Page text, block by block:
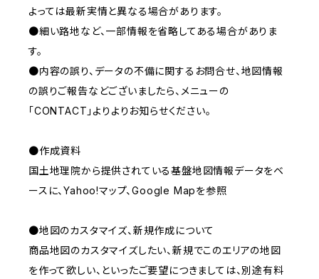
よっては最新実情と異なる場合があります。
●細い路地など、一部情報を省略してある場合がありま
す。
●内容の誤り、データの不備に関するお問合せ、地図情報
の誤りご報告などございましたら、メニューの
「CONTACT」よりよりお知らせください。
●作成資料
国土地理院から提供されている基盤地図情報データをベ
ースに、Yahoo!マップ、Google Mapを参照
●地図のカスタマイズ、新規作成について
商品地図のカスタマイズしたい、新規でこのエリアの地図
を作って欲しい、といったご要望につきましては、別途有料